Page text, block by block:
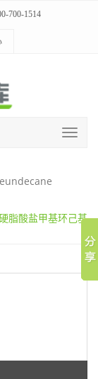
700-1514
脂酸盐甲基环己基